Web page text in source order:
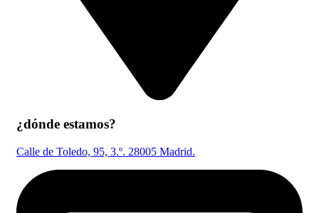
¿dónde estamos?
Calle de Toledo, 95, 3.º. 28005 Madrid.